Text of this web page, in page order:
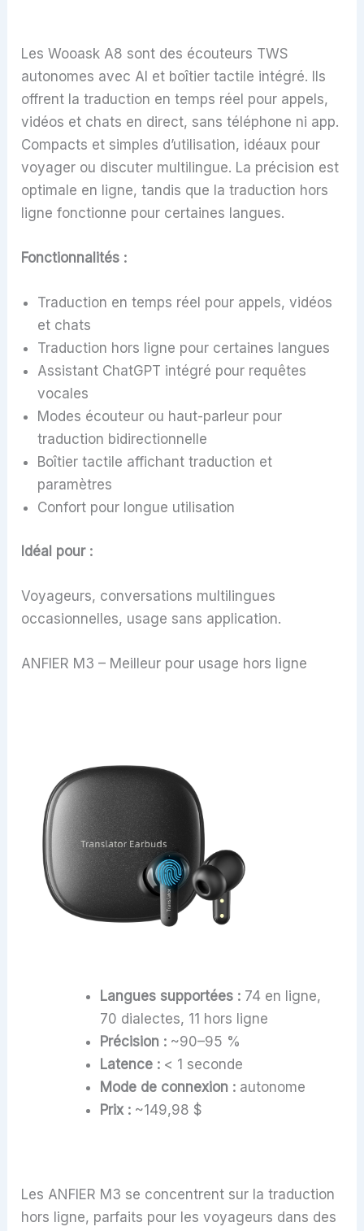
Les Wooask A8 sont des écouteurs TWS
autonomes avec AI et boîtier tactile intégré. Ils
offrent la traduction en temps réel pour appels,
vidéos et chats en direct, sans téléphone ni app.
Compacts et simples d’utilisation, idéaux pour
voyager ou discuter multilingue. La précision est
optimale en ligne, tandis que la traduction hors
ligne fonctionne pour certaines langues.
Fonctionnalités :
Traduction en temps réel pour appels, vidéos
et chats
Traduction hors ligne pour certaines langues
Assistant ChatGPT intégré pour requêtes
vocales
Modes écouteur ou haut-parleur pour
traduction bidirectionnelle
Boîtier tactile affichant traduction et
paramètres
Confort pour longue utilisation
Idéal pour :
Voyageurs, conversations multilingues
occasionnelles, usage sans application.
ANFIER M3 – Meilleur pour usage hors ligne
Langues supportées :74 en ligne,
70 dialectes, 11 hors ligne
Précision :~90–95 %
Latence :< 1 seconde
Mode de connexion :autonome
Prix :~149,98 $
Les ANFIER M3 se concentrent sur la traduction
hors ligne, parfaits pour les voyageurs dans des